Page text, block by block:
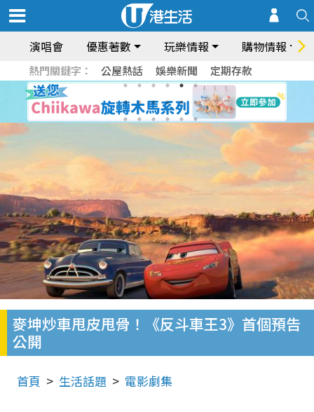
演唱會 優惠著數 玩樂情報 購物情報
熱門關鍵字： 公屋熱話 娛樂新聞 定期存款
麥坤炒車甩皮甩骨！《反斗車王3》首個預告
公開
首頁 生活話題 電影劇集